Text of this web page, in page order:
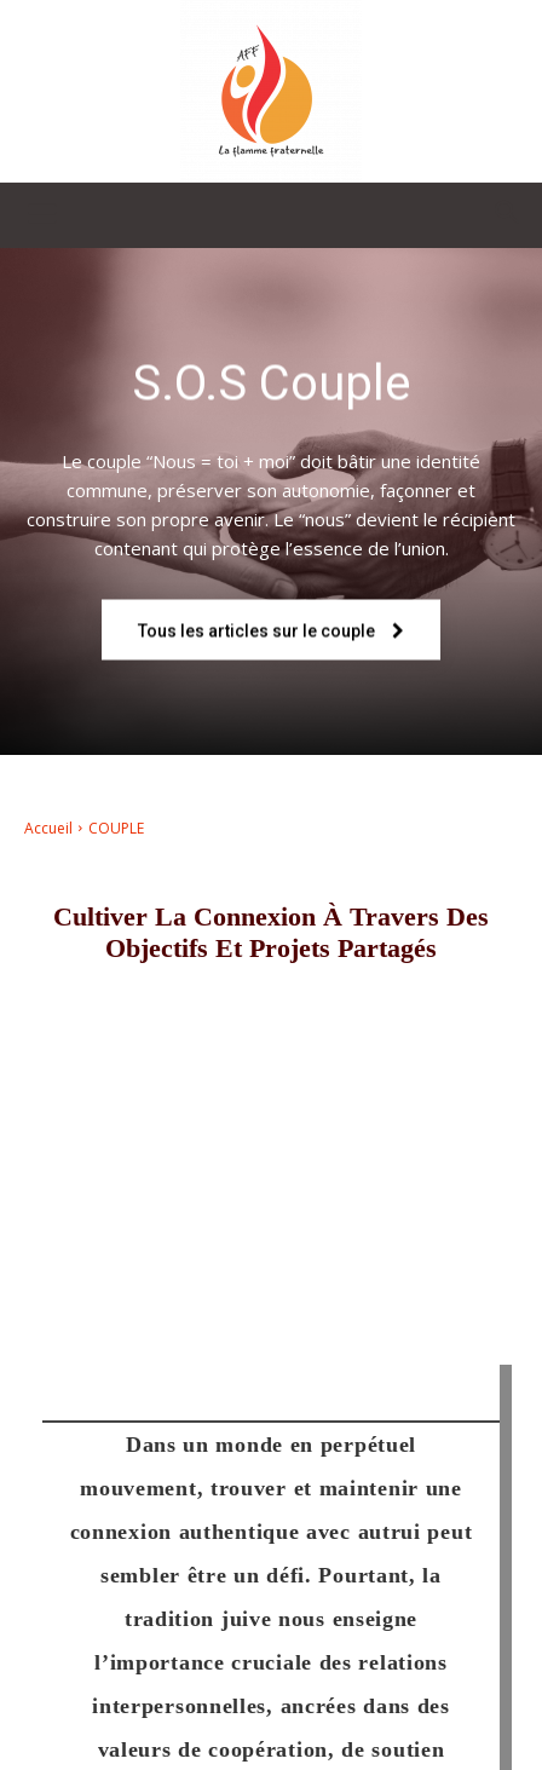
Fraternelle
–
S.O.S Couple
Le couple “Nous = toi + moi” doit bâtir une identité
commune, préserver son autonomie, façonner et
construire son propre avenir. Le “nous” devient le récipient
contenant qui protège l’essence de l’union.
Tous les articles sur le couple
Accueil COUPLE
Cultiver La Connexion À Travers Des
Objectifs Et Projets Partagés
Dans un monde en perpétuel
mouvement, trouver et maintenir une
connexion authentique avec autrui peut
sembler être un défi. Pourtant, la
tradition juive nous enseigne
l’importance cruciale des relations
interpersonnelles, ancrées dans des
valeurs de coopération, de soutien